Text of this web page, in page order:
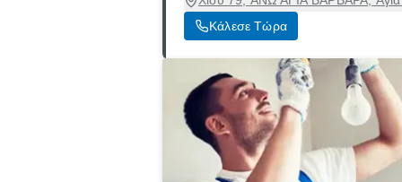
Κάλεσε Τώρα